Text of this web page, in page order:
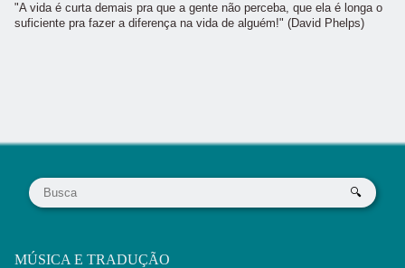
"A vida é curta demais pra que a gente não perceba, que ela é longa o
suficiente pra fazer a diferença na vida de alguém!" (David Phelps)
MÚSICA E TRADUÇÃO